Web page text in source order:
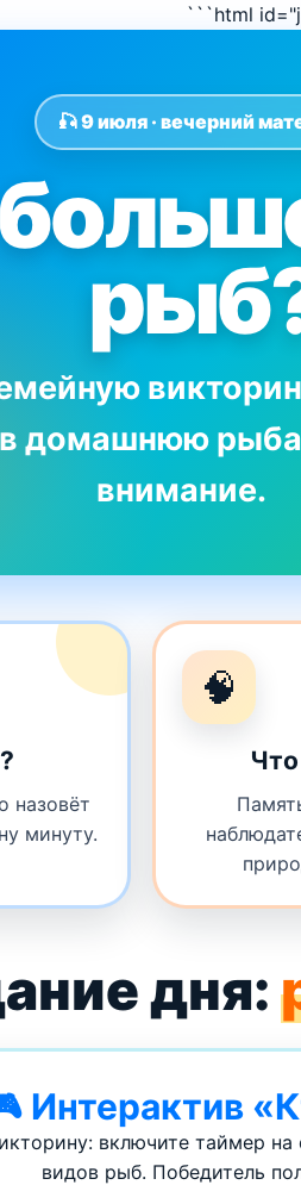
```html
🎣 9 июля · вечерний
домашнюю
внимание.
назовёт
минуту.
🧠
дня:
Интерактив
включите таймер
видов рыб. Победитель